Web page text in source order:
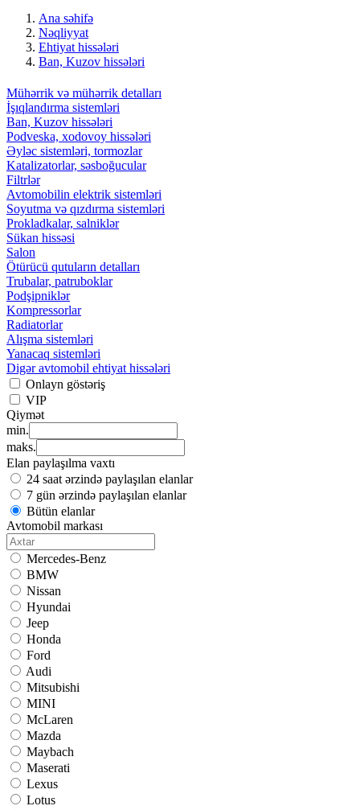
Ana səhifə
Nəqliyyat
Ehtiyat hissələri
Ban, Kuzov hissələri
Mühərrik və mühərrik detalları
İşıqlandırma sistemləri
Ban, Kuzov hissələri
Podveska, xodovoy hissələri
Əyləc sistemləri, tormozlar
Katalizatorlar, səsboğucular
Filtrlər
Avtomobilin elektrik sistemləri
Soyutma və qızdırma sistemləri
Prokladkalar, salniklər
Sükan hissəsi
Salon
Ötürücü qutuların detalları
Trubalar, patruboklar
Podşipniklər
Kompressorlar
Radiatorlar
Alışma sistemləri
Yanacaq sistemləri
Digər avtomobil ehtiyat hissələri
Onlayn göstəriş
VIP
Qiymət
min.
maks.
Elan paylaşılma vaxtı
24 saat ərzində paylaşılan elanlar
7 gün ərzində paylaşılan elanlar
Bütün elanlar
Avtomobil markası
Mercedes-Benz
BMW
Nissan
Hyundai
Jeep
Honda
Ford
Audi
Mitsubishi
MINI
McLaren
Mazda
Maybach
Maserati
Lexus
Lotus